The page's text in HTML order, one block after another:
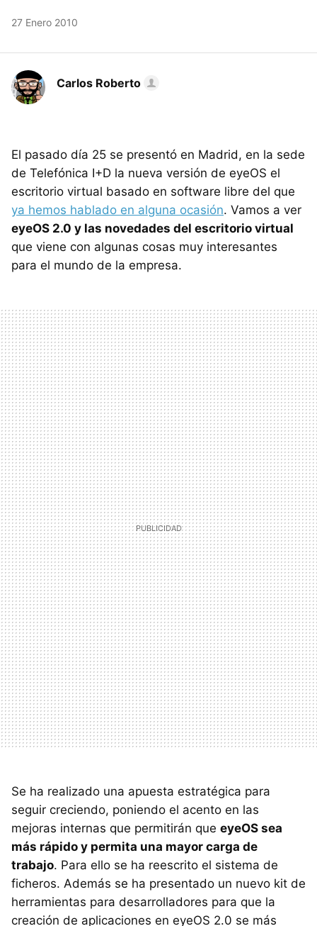
27 Enero 2010
Carlos Roberto
El pasado día 25 se presentó en Madrid, en la sede
de Telefónica I+D la nueva versión de eyeOS el
escritorio virtual basado en software libre del que
ya hemos hablado en alguna ocasión. Vamos a ver
eyeOS 2.0 y las novedades del escritorio virtual
que viene con algunas cosas muy interesantes
para el mundo de la empresa.
Se ha realizado una apuesta estratégica para
seguir creciendo, poniendo el acento en las
mejoras internas que permitirán que eyeOS sea
más rápido y permita una mayor carga de
trabajo. Para ello se ha reescrito el sistema de
ficheros. Además se ha presentado un nuevo kit de
herramientas para desarrolladores para que la
creación de aplicaciones en eyeOS 2.0 se más